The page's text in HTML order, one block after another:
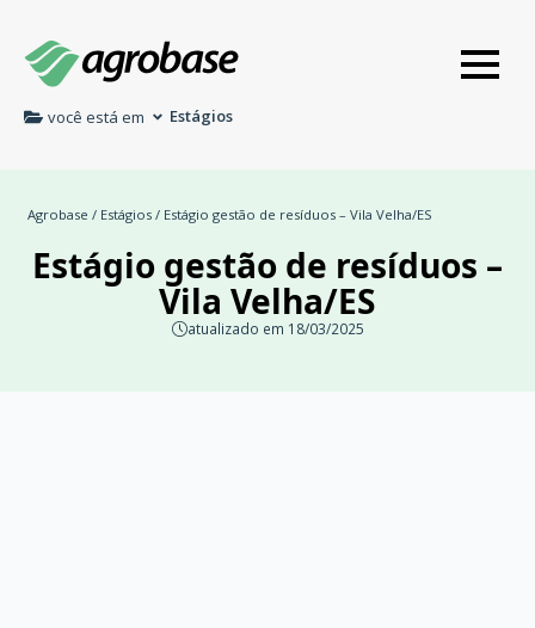
você está em Estágios
Agrobase / Estágios / Estágio gestão de resíduos – Vila Velha/ES
Estágio gestão de resíduos –
Vila Velha/ES
atualizado em 18/03/2025